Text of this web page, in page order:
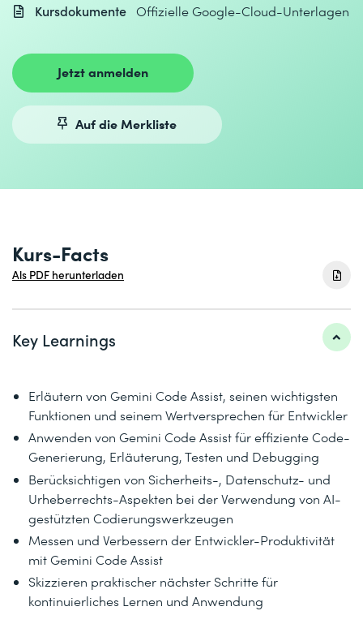
Kursdokumente Offizielle Google-Cloud-Unterlagen
Jetzt anmelden
Auf die Merkliste
Kurs-Facts
Als PDF herunterladen
Key Learnings
Erläutern von Gemini Code Assist, seinen wichtigsten
Funktionen und seinem Wertversprechen für Entwickler
Anwenden von Gemini Code Assist für effiziente Code-
Generierung, Erläuterung, Testen und Debugging
Berücksichtigen von Sicherheits-, Datenschutz- und
Urheberrechts-Aspekten bei der Verwendung von AI-
gestützten Codierungswerkzeugen
Messen und Verbessern der Entwickler-Produktivität
mit Gemini Code Assist
Skizzieren praktischer nächster Schritte für
kontinuierliches Lernen und Anwendung